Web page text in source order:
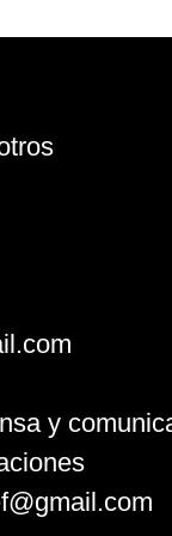
y